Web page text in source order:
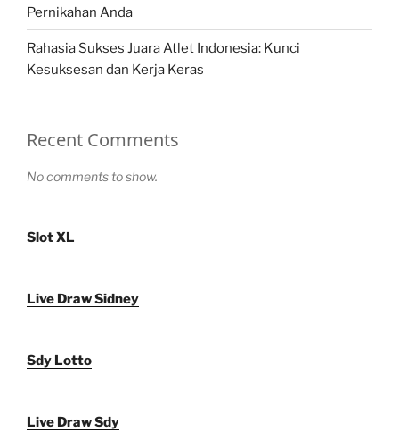
Pernikahan Anda
Rahasia Sukses Juara Atlet Indonesia: Kunci
Kesuksesan dan Kerja Keras
Recent Comments
No comments to show.
Slot XL
Live Draw Sidney
Sdy Lotto
Live Draw Sdy